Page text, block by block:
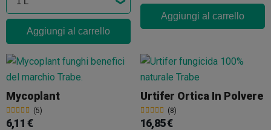
Aggiungi al carrello
Aggiungi al carrello
Mycoplant
(5)
6,11 €
Urtifer Ortica In Polvere
(8)
16,85 €